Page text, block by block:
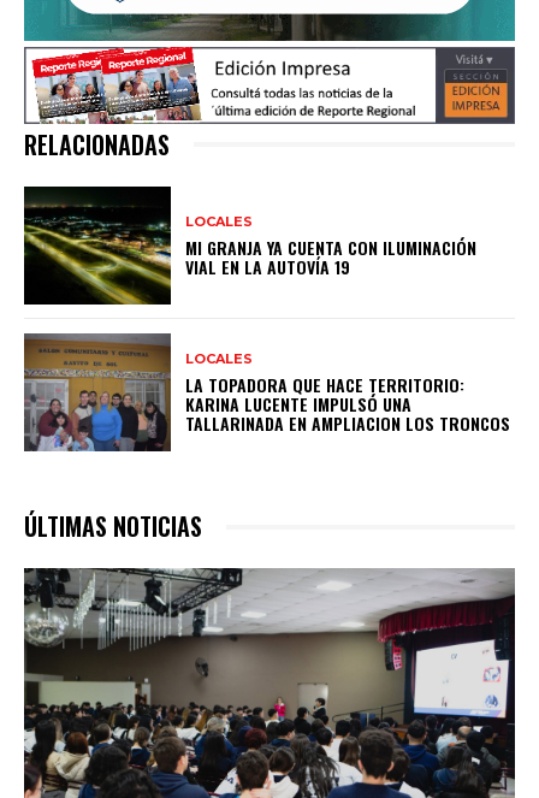
RELACIONADAS
LOCALES
MI GRANJA YA CUENTA CON ILUMINACIÓN
VIAL EN LA AUTOVÍA 19
LOCALES
LA TOPADORA QUE HACE TERRITORIO:
KARINA LUCENTE IMPULSÓ UNA
TALLARINADA EN AMPLIACION LOS TRONCOS
ÚLTIMAS NOTICIAS